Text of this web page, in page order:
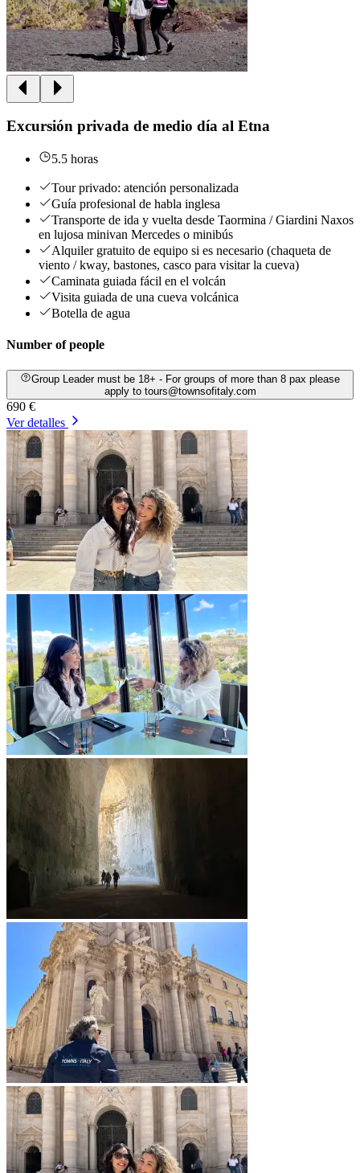
Excursión privada de medio día al Etna
5.5 horas
Tour privado: atención personalizada
Guía profesional de habla inglesa
Transporte de ida y vuelta desde Taormina / Giardini Naxos
en lujosa minivan Mercedes o minibús
Alquiler gratuito de equipo si es necesario (chaqueta de
viento / kway, bastones, casco para visitar la cueva)
Caminata guiada fácil en el volcán
Visita guiada de una cueva volcánica
Botella de agua
Number of people
Group Leader must be 18+ - For groups of more than 8 pax please
apply to tours@townsofitaly.com
690 €
Ver detalles